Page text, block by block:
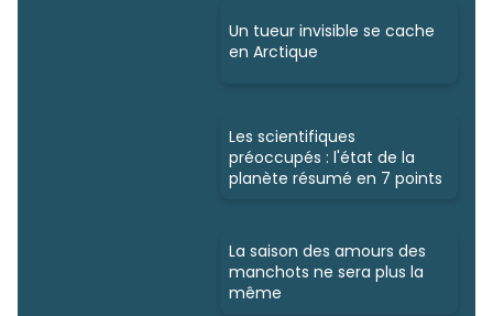
Un tueur invisible se cache
en Arctique
Les scientifiques
préoccupés : l'état de la
planète résumé en 7 points
La saison des amours des
manchots ne sera plus la
même